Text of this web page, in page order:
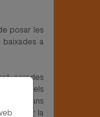
posar les
a
parades
Andreu, els
interurbans
per la